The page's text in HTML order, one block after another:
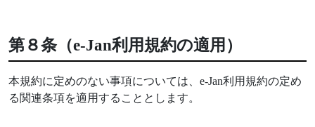
第８条（e-Jan利用規約の適用）
本規約に定めのない事項については、e-Jan利用規約の定め
る関連条項を適用することとします。